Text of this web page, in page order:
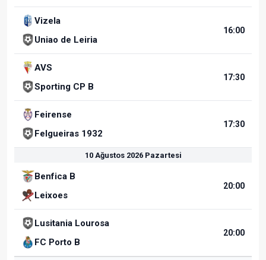
Vizela
Uniao de Leiria
16:00
AVS
Sporting CP B
17:30
Feirense
Felgueiras 1932
17:30
10 Ağustos 2026 Pazartesi
Benfica B
Leixoes
20:00
Lusitania Lourosa
FC Porto B
20:00